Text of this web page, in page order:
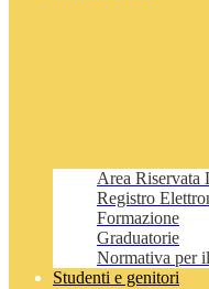
Area Riservata
Registro
Formazione
Graduatorie
Normativa per
Studenti e genitori